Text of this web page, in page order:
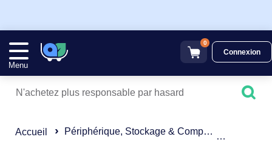
Menu
0
Connexion
Accueil Périphérique, Stockage & Composant